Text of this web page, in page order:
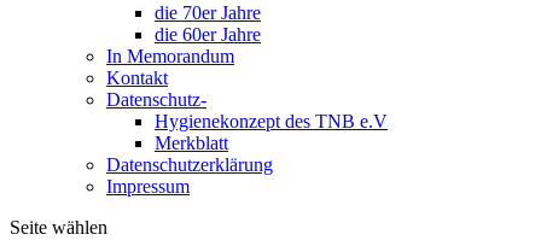
die 70er Jahre
die 60er Jahre
In Memorandum
Kontakt
Datenschutz-
Hygienekonzept des TNB e.V
Merkblatt
Datenschutzerklärung
Impressum
Seite wählen